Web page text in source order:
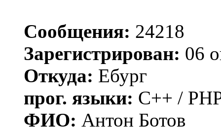
Сообщения: 24218
Зарегистрирован: 06
Откуда: Ебург
прог. языки: C++ /
ФИО: Антон Ботов